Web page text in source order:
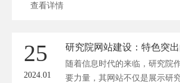
查看详情
25
2024.01
随着信息时代的来临，研究院
要力量，其网站不仅是展示研